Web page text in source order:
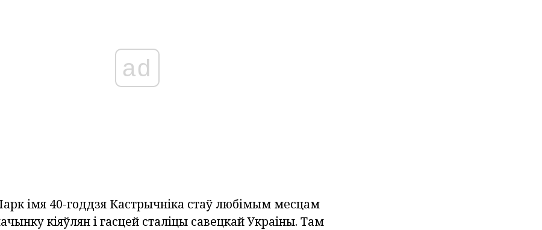
ad
імя 40-годдзя Кастрычніка стаў любімым месцам
кіяўлян і гасцей сталіцы савецкай Украіны. Там